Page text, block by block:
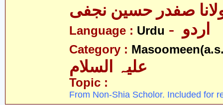
صفدر حسین نجفی
Language : Urdu
Category :
Topic :
From Non-Shia Scholor. Included for